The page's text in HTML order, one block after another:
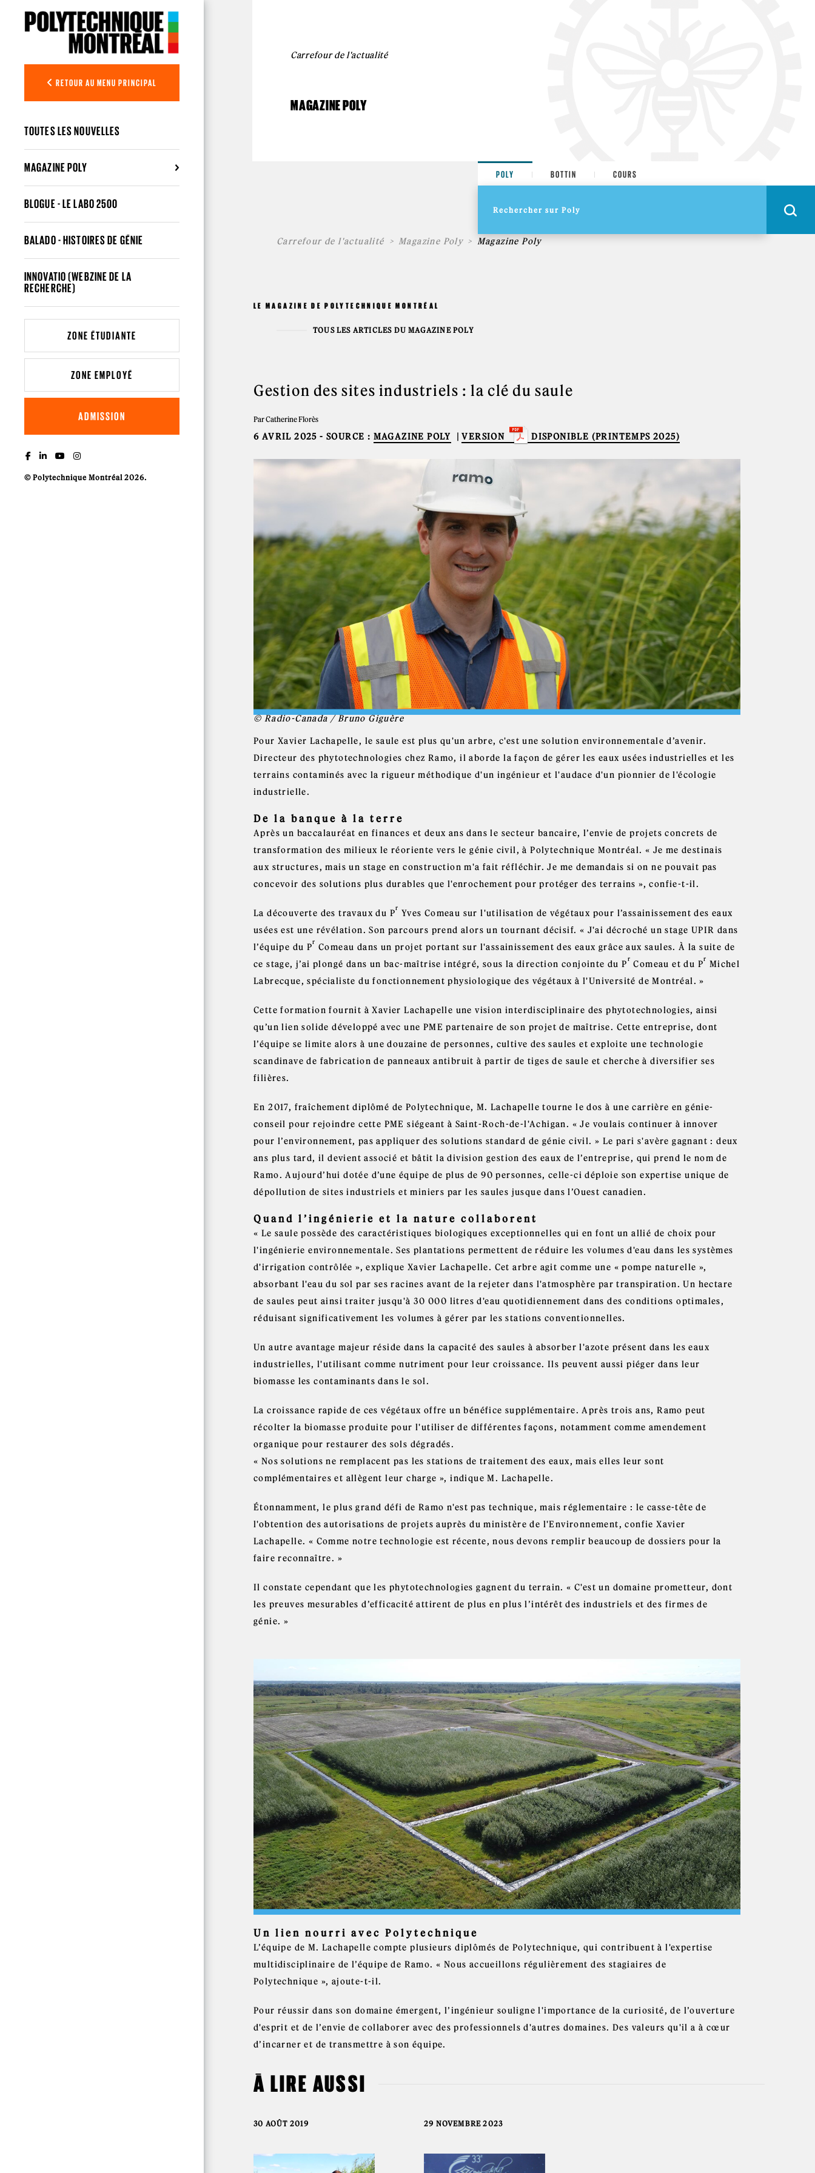
RETOUR AU MENU PRINCIPAL
TOUTES LES NOUVELLES
MAGAZINE POLY
BLOGUE - LE LABO 2500
BALADO - HISTOIRES DE GÉNIE
INNOVATIO (WEBZINE DE LA
RECHERCHE)
ZONE ÉTUDIANTE
ZONE EMPLOYÉ
ADMISSION
© Polytechnique Montréal 2026.
Carrefour de l'actualité
MAGAZINE POLY
POLY BOTTIN COURS
Carrefour de l'actualité Magazine Poly Magazine Poly
LE MAGAZINE DE POLYTECHNIQUE MONTRÉAL
Gestion des sites industriels : la clé du saule
Par Catherine Florès
6 AVRIL 2025 - SOURCE : MAGAZINE POLY |VERSION DISPONIBLE (PRINTEMPS 2025)
© Radio-Canada / Bruno Giguère
Pour Xavier Lachapelle, le saule est plus qu'un arbre, c'est une solution environnementale d’avenir.
Directeur des phytotechnologies chez Ramo, il aborde la façon de gérer les eaux usées industrielles et les
terrains contaminés avec la rigueur méthodique d'un ingénieur et l'audace d'un pionnier de l'écologie
industrielle.
De la banque à la terre
Après un baccalauréat en finances et deux ans dans le secteur bancaire, l’envie de projets concrets de
transformation des milieux le réoriente vers le génie civil, à Polytechnique Montréal. « Je me destinais
aux structures, mais un stage en construction m'a fait réfléchir. Je me demandais si on ne pouvait pas
concevoir des solutions plus durables que l'enrochement pour protéger des terrains », confie-t-il.
La découverte des travaux du P
r
Yves Comeau sur l'utilisation de végétaux pour l’assainissement des eaux
usées est une révélation. Son parcours prend alors un tournant décisif. « J'ai décroché un stage UPIR dans
l’équipe du P
r
Comeau dans un projet portant sur l'assainissement des eaux grâce aux saules. À la suite de
ce stage, j’ai plongé dans un bac-maîtrise intégré, sous la direction conjointe du P
r
Comeau et du P
r
Michel
Labrecque, spécialiste du fonctionnement physiologique des végétaux à l'Université de Montréal. »
Cette formation fournit à Xavier Lachapelle une vision interdisciplinaire des phytotechnologies, ainsi
qu’un lien solide développé avec une PME partenaire de son projet de maîtrise. Cette entreprise, dont
l’équipe se limite alors à une douzaine de personnes, cultive des saules et exploite une technologie
scandinave de fabrication de panneaux antibruit à partir de tiges de saule et cherche à diversifier ses
filières.
En 2017, fraîchement diplômé de Polytechnique, M. Lachapelle tourne le dos à une carrière en génie-
conseil pour rejoindre cette PME siégeant à Saint-Roch-de-l'Achigan. « Je voulais continuer à innover
pour l’environnement, pas appliquer des solutions standard de génie civil. » Le pari s'avère gagnant : deux
ans plus tard, il devient associé et bâtit la division gestion des eaux de l’entreprise, qui prend le nom de
Ramo. Aujourd’hui dotée d’une équipe de plus de 90 personnes, celle-ci déploie son expertise unique de
dépollution de sites industriels et miniers par les saules jusque dans l’Ouest canadien.
Quand l’ingénierie et la nature collaborent
« Le saule possède des caractéristiques biologiques exceptionnelles qui en font un allié de choix pour
l'ingénierie environnementale. Ses plantations permettent de réduire les volumes d'eau dans les systèmes
d'irrigation contrôlée », explique Xavier Lachapelle. Cet arbre agit comme une « pompe naturelle »,
absorbant l'eau du sol par ses racines avant de la rejeter dans l'atmosphère par transpiration. Un hectare
de saules peut ainsi traiter jusqu'à 30 000 litres d'eau quotidiennement dans des conditions optimales,
réduisant significativement les volumes à gérer par les stations conventionnelles.
Un autre avantage majeur réside dans la capacité des saules à absorber l'azote présent dans les eaux
industrielles, l'utilisant comme nutriment pour leur croissance. Ils peuvent aussi piéger dans leur
biomasse les contaminants dans le sol.
La croissance rapide de ces végétaux offre un bénéfice supplémentaire. Après trois ans, Ramo peut
récolter la biomasse produite pour l'utiliser de différentes façons, notamment comme amendement
organique pour restaurer des sols dégradés.
« Nos solutions ne remplacent pas les stations de traitement des eaux, mais elles leur sont
complémentaires et allègent leur charge », indique M. Lachapelle.
Étonnamment, le plus grand défi de Ramo n'est pas technique, mais réglementaire : le casse-tête de
l'obtention des autorisations de projets auprès du ministère de l'Environnement, confie Xavier
Lachapelle. « Comme notre technologie est récente, nous devons remplir beaucoup de dossiers pour la
faire reconnaître. »
Il constate cependant que les phytotechnologies gagnent du terrain. « C'est un domaine prometteur, dont
les preuves mesurables d’efficacité attirent de plus en plus l’intérêt des industriels et des firmes de
génie. »
Un lien nourri avec Polytechnique
L’équipe de M. Lachapelle compte plusieurs diplômés de Polytechnique, qui contribuent à l'expertise
multidisciplinaire de l’équipe de Ramo. « Nous accueillons régulièrement des stagiaires de
Polytechnique », ajoute-t-il.
Pour réussir dans son domaine émergent, l’ingénieur souligne l'importance de la curiosité, de l’ouverture
d'esprit et de l’envie de collaborer avec des professionnels d'autres domaines. Des valeurs qu'il a à cœur
d’incarner et de transmettre à son équipe.
TOUS LES ARTICLES DU MAGAZINE POLY
À LIRE AUSSI
30 AOÛT 2019 29 NOVEMBRE 2023